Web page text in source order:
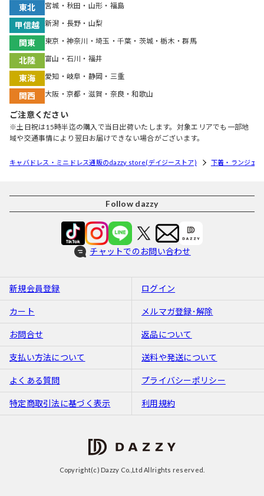
東北 宮城・秋田・山形・福島
甲信越 新潟・長野・山梨
関東 東京・神奈川・埼玉・千葉・茨城・栃木・群馬
北陸 富山・石川・福井
東海 愛知・岐阜・静岡・三重
関西 大阪・京都・滋賀・奈良・和歌山
ご注意ください
※土日祝は15時半迄の購入で当日出荷いたします。対象エリアでも一部地
域や交通事情により翌日お届けできない場合がございます。
キャバドレス・ミニドレス通販のdazzy store(デイジーストア) 下着・ランジェ
Follow dazzy
チャットでのお問い合わせ
新規会員登録 ログイン
カート メルマガ登録･解除
お問合せ 返品について
支払い方法について 送料や発送について
よくある質問 プライバシーポリシー
特定商取引法に基づく表示 利用規約
Copyright(c) Dazzy Co.,Ltd Allrights reserved.